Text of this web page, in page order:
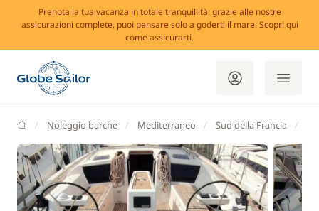
Prenota la tua vacanza in totale tranquillità: grazie alle nostre
assicurazioni complete, puoi pensare solo a goderti il mare. Scopri qui
come assicurarti.
GlobeSailor
Noleggio barche Mediterraneo Sud della Francia